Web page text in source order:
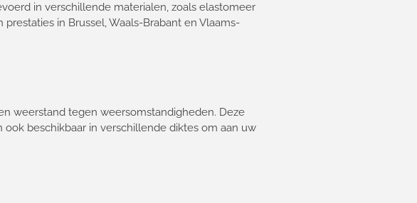
in verschillende materialen, zoals elastomeer
in Brussel, Waals-Brabant en Vlaams-
weerstand tegen weersomstandigheden. Deze
beschikbaar in verschillende diktes om aan uw